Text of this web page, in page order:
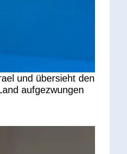
und übersieht den
aufgezwungen